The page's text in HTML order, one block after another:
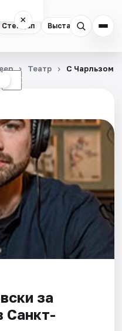
Стендап Выставки
×
☾
Театр С Чарльзом
за
Санкт-